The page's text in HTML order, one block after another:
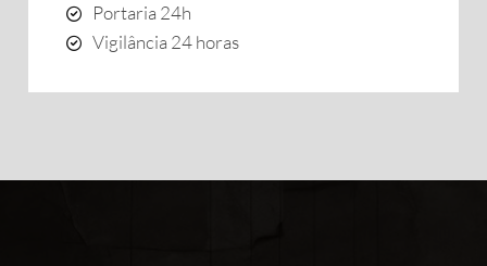
Portaria 24h
Vigilância 24 horas